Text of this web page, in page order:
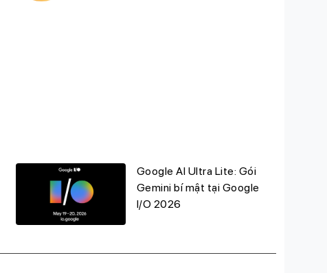
Google AI Ultra Lite: Gói
Gemini bí mật tại Google
I/O 2026